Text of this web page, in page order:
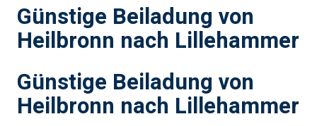
Günstige Beiladung von
Heilbronn nach Lillehammer
Günstige Beiladung von
Heilbronn nach Lillehammer